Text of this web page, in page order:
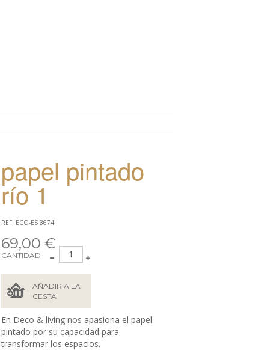
papel pintado
río 1
REF: ECO-ES 3674
69,00 €
CANTIDAD
AÑADIR A LA
CESTA
En Deco & living nos apasiona el papel
pintado por su capacidad para
transformar los espacios.